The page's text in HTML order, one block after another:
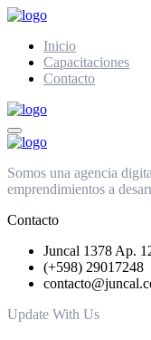
Inicio
Capacitaciones
Contacto
Somos una agencia
emprendimientos a
Contacto
Juncal 1378 Ap.
(+598) 29017248
Update With Us